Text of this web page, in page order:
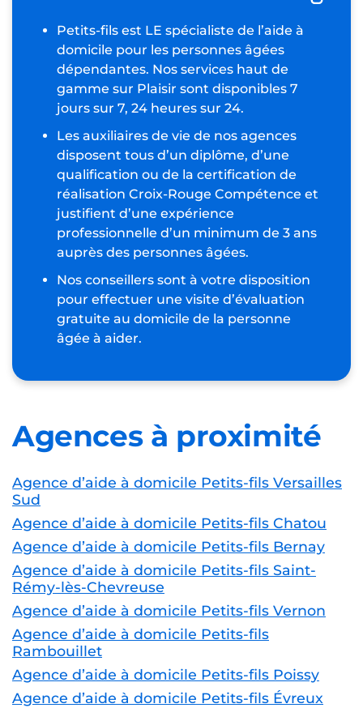
Petits-fils est LE spécialiste de l’aide à
domicile pour les personnes âgées
dépendantes. Nos services haut de
gamme sur Plaisir sont disponibles 7
jours sur 7, 24 heures sur 24.
Les auxiliaires de vie de nos agences
disposent tous d’un diplôme, d’une
qualification ou de la certification de
réalisation Croix-Rouge Compétence et
justifient d’une expérience
professionnelle d’un minimum de 3 ans
auprès des personnes âgées.
Nos conseillers sont à votre disposition
pour effectuer une visite d’évaluation
gratuite au domicile de la personne
âgée à aider.
Agences à proximité
Agence d’aide à domicile Petits-fils Versailles
Sud
Agence d’aide à domicile Petits-fils Chatou
Agence d’aide à domicile Petits-fils Bernay
Agence d’aide à domicile Petits-fils Saint-
Rémy-lès-Chevreuse
Agence d’aide à domicile Petits-fils Vernon
Agence d’aide à domicile Petits-fils
Rambouillet
Agence d’aide à domicile Petits-fils Poissy
Agence d’aide à domicile Petits-fils Évreux